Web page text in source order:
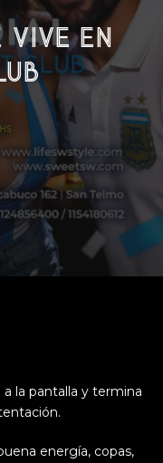
VIVE EN
a la pantalla y termina
energía, copas,